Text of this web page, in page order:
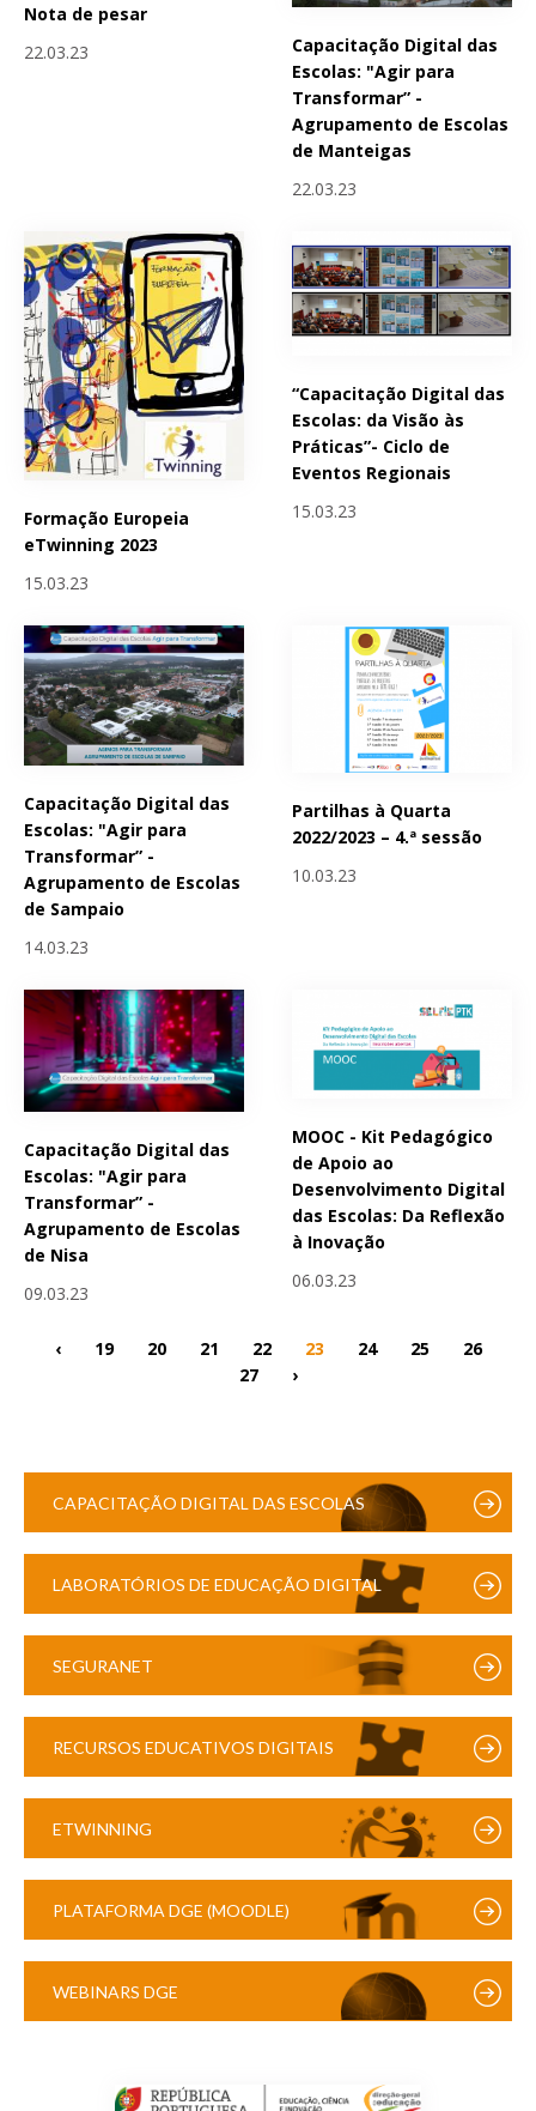
Nota de pesar
22.03.23
Capacitação Digital das
Escolas: "Agir para
Transformar” -
Agrupamento de Escolas
de Manteigas
22.03.23
Formação Europeia
eTwinning 2023
15.03.23
“Capacitação Digital das
Escolas: da Visão às
Práticas”- Ciclo de
Eventos Regionais
15.03.23
Capacitação Digital das
Escolas: "Agir para
Transformar” -
Agrupamento de Escolas
de Sampaio
14.03.23
Partilhas à Quarta
2022/2023 – 4.ª sessão
10.03.23
Capacitação Digital das
Escolas: "Agir para
Transformar” -
Agrupamento de Escolas
de Nisa
09.03.23
MOOC - Kit Pedagógico
de Apoio ao
Desenvolvimento Digital
das Escolas: Da Reflexão
à Inovação
06.03.23
‹ 19 20 21 22 23 24 25
26
27
›
CAPACITAÇÃO DIGITAL DAS ESCOLAS
LABORATÓRIOS DE EDUCAÇÃO DIGITAL
SEGURANET
RECURSOS EDUCATIVOS DIGITAIS
ETWINNING
PLATAFORMA DGE (MOODLE)
WEBINARS DGE